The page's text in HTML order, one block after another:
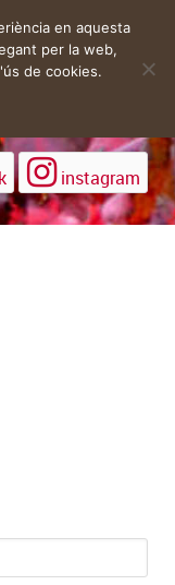
instagram
en aquesta
per la web,
de cookies.